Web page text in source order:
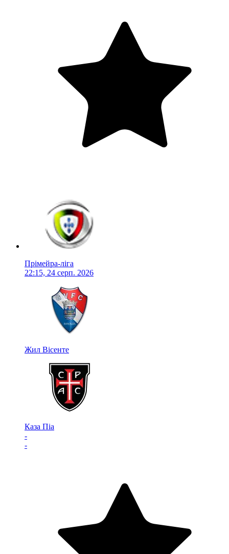
Прімейра-ліга
22:15, 24 серп. 2026
Жил Вісенте
Каза Піа
-
-